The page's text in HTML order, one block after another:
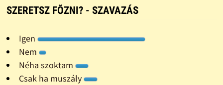
SZERETSZ FÕZNI? - SZAVAZÁS
Igen
Nem
Néha szoktam
Csak ha muszály